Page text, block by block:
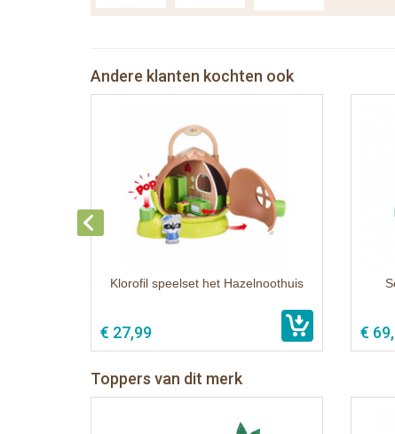
Andere klanten kochten ook
Klorofil speelset het Hazelnoothuis
€ 27,99 €
Toppers van dit merk